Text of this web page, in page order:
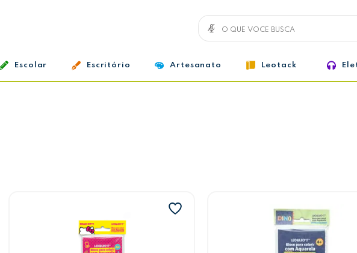
Escolar Escritório Artesanato Leotack